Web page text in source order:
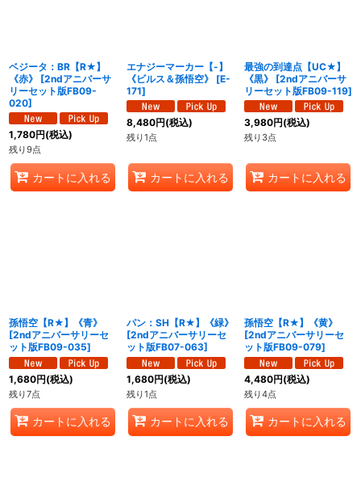
ベジータ：BR【R★】
《赤》
[2ndアニバーサ
リーセット版FB09-
020]
1,780円(税込)
残り9点
カートに入れる
エナジーマーカー【-】
《ビルス＆孫悟空》
[E-
171]
8,480円(税込)
残り1点
カートに入れる
最強の到達点【UC★】
《黒》
[2ndアニバーサ
リーセット版FB09-119]
3,980円(税込)
残り3点
カートに入れる
孫悟空【R★】《青》
[2ndアニバーサリーセ
ット版FB09-035]
1,680円(税込)
残り7点
カートに入れる
パン：SH【R★】《緑》
[2ndアニバーサリーセ
ット版FB07-063]
1,680円(税込)
残り1点
カートに入れる
孫悟空【R★】《黄》
[2ndアニバーサリーセ
ット版FB09-079]
4,480円(税込)
残り4点
カートに入れる